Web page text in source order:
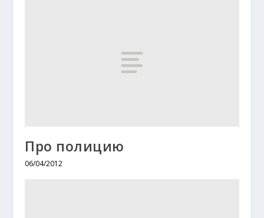
Про полицию
06/04/2012